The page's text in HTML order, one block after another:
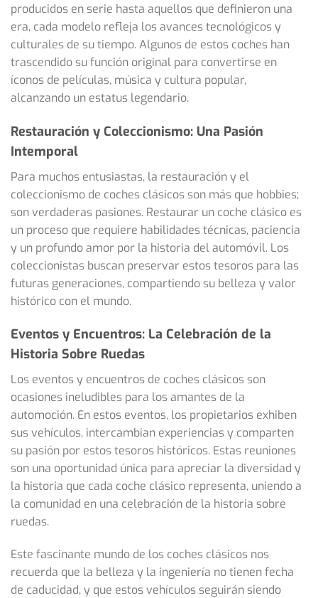
producidos en serie hasta aquellos que definieron una
era, cada modelo refleja los avances tecnológicos y
culturales de su tiempo. Algunos de estos coches han
trascendido su función original para convertirse en
íconos de películas, música y cultura popular,
alcanzando un estatus legendario.
Restauración y Coleccionismo: Una Pasión
Intemporal
Para muchos entusiastas, la restauración y el
coleccionismo de coches clásicos son más que hobbies;
son verdaderas pasiones. Restaurar un coche clásico es
un proceso que requiere habilidades técnicas, paciencia
y un profundo amor por la historia del automóvil. Los
coleccionistas buscan preservar estos tesoros para las
futuras generaciones, compartiendo su belleza y valor
histórico con el mundo.
Eventos y Encuentros: La Celebración de la
Historia Sobre Ruedas
Los eventos y encuentros de coches clásicos son
ocasiones ineludibles para los amantes de la
automoción. En estos eventos, los propietarios exhiben
sus vehículos, intercambian experiencias y comparten
su pasión por estos tesoros históricos. Estas reuniones
son una oportunidad única para apreciar la diversidad y
la historia que cada coche clásico representa, uniendo a
la comunidad en una celebración de la historia sobre
ruedas.
Este fascinante mundo de los coches clásicos nos
recuerda que la belleza y la ingeniería no tienen fecha
de caducidad, y que estos vehículos seguirán siendo